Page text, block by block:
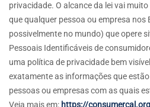
privacidade. O alcance da lei vai
que qualquer pessoa ou empresa nos
possivelmente no mundo) que opere
Pessoais Identificáveis de
uma política de privacidade bem
exatamente as informações que
pessoas ou empresas com as quais
Veja mais em: https://